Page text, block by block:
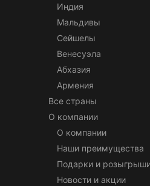
Индия
Мальдивы
Сейшелы
Венесуэла
Абхазия
Армения
Все страны
О компании
О компании
Наши преимущества
Подарки и
Новости и акции